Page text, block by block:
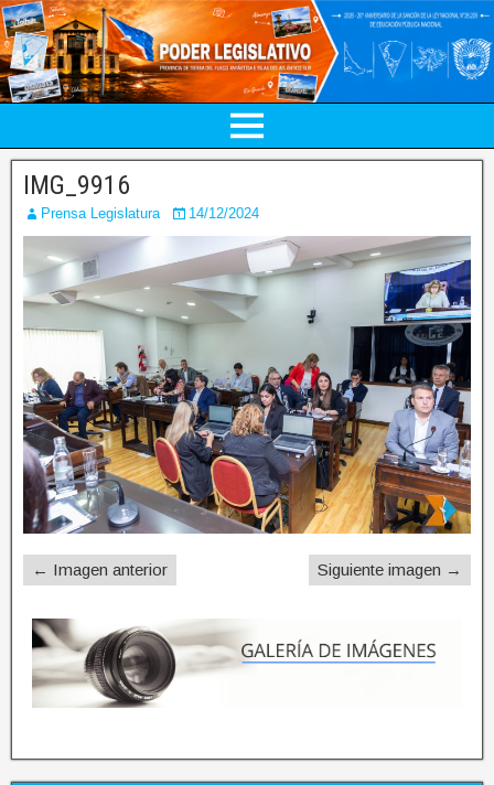
IMG_9916
Prensa Legislatura 14/12/2024
← Imagen anterior Siguiente imagen →